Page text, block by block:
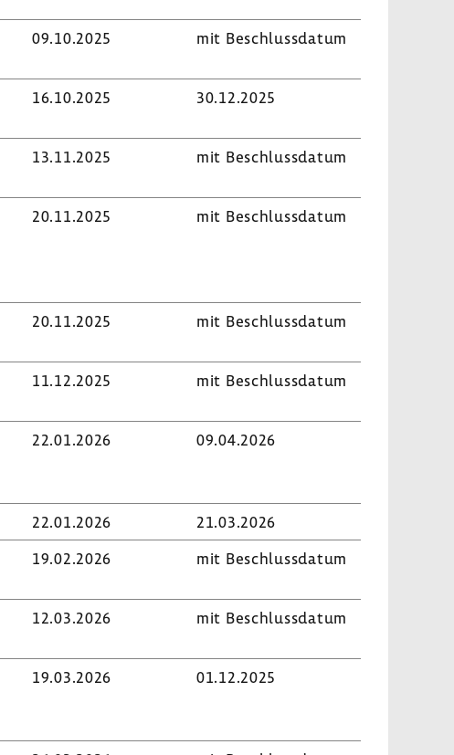
09.10.2025 mit Beschluss­datum
16.10.2025 30.12.2025
13.11.2025 mit Beschluss­datum
20.11.2025 mit Beschluss­datum
20.11.2025 mit Beschluss­datum
11.12.2025 mit Beschluss­datum
22.01.2026 09.04.2026
22.01.2026
21.03.2026
19.02.2026 mit Beschluss­datum
12.03.2026 mit Beschluss­datum
19.03.2026 01.12.2025